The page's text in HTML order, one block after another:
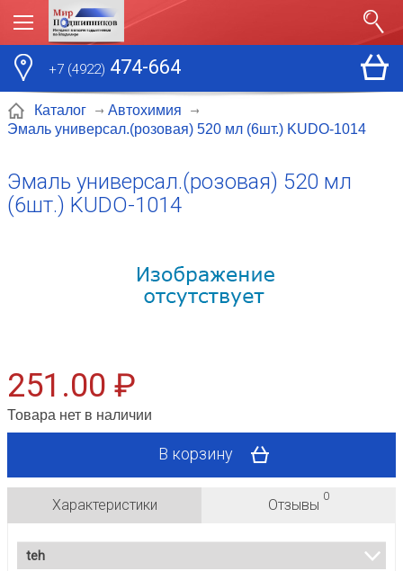
+7 (4922) 474-664
Каталог
Автохимия
Эмаль универсал.(розовая) 520 мл (6шт.) KUDO-1014
Эмаль универсал.(розовая) 520 мл
(6шт.) KUDO-1014
251.00 ₽
Товара нет в наличии
В корзину
Характеристики Отзывы
0
teh